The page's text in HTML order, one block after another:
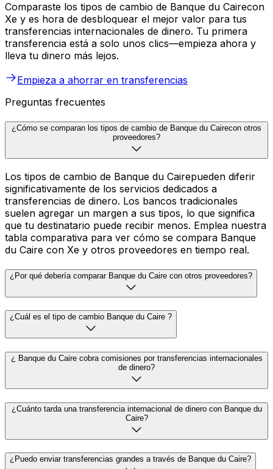
Comparaste los tipos de cambio de Banque du Cairecon
Xe y es hora de desbloquear el mejor valor para tus
transferencias internacionales de dinero. Tu primera
transferencia está a solo unos clics—empieza ahora y
lleva tu dinero más lejos.
Empieza a ahorrar en transferencias
Preguntas frecuentes
¿Cómo se comparan los tipos de cambio de Banque du Cairecon otros
proveedores?
Los tipos de cambio de Banque du Cairepueden diferir
significativamente de los servicios dedicados a
transferencias de dinero. Los bancos tradicionales
suelen agregar un margen a sus tipos, lo que significa
que tu destinatario puede recibir menos. Emplea nuestra
tabla comparativa para ver cómo se compara Banque
du Caire con Xe y otros proveedores en tiempo real.
¿Por qué debería comparar Banque du Caire con otros proveedores?
¿Cuál es el tipo de cambio Banque du Caire ?
¿ Banque du Caire cobra comisiones por transferencias internacionales
de dinero?
¿Cuánto tarda una transferencia internacional de dinero con Banque du
Caire?
¿Puedo enviar transferencias grandes a través de Banque du Caire?